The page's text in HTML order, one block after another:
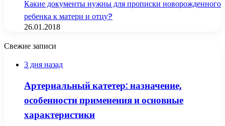
Какие документы нужны для прописки новорожденного
ребенка к матери и отцу?
26.01.2018
Свежие записи
3 дня назад
Артериальный катетер: назначение,
особенности применения и основные
характеристики